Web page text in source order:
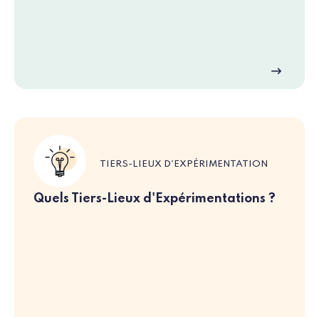
TIERS-LIEUX D'EXPÉRIMENTATION
Quels Tiers-Lieux d'Expérimentations ?